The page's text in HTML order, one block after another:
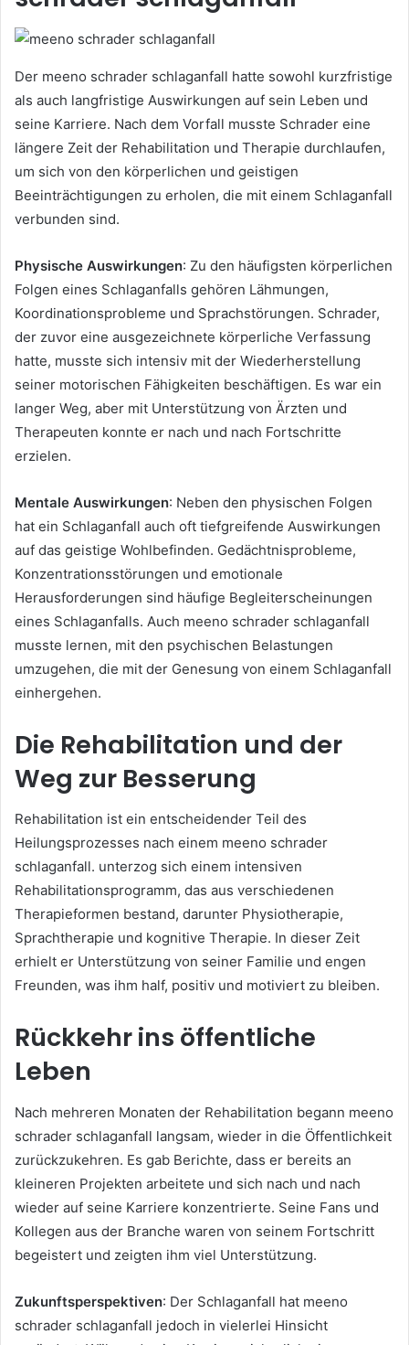
Der meeno schrader schlaganfall hatte sowohl kurzfristige
als auch langfristige Auswirkungen auf sein Leben und
seine Karriere. Nach dem Vorfall musste Schrader eine
längere Zeit der Rehabilitation und Therapie durchlaufen,
um sich von den körperlichen und geistigen
Beeinträchtigungen zu erholen, die mit einem Schlaganfall
verbunden sind.
Physische Auswirkungen: Zu den häufigsten körperlichen
Folgen eines Schlaganfalls gehören Lähmungen,
Koordinationsprobleme und Sprachstörungen. Schrader,
der zuvor eine ausgezeichnete körperliche Verfassung
hatte, musste sich intensiv mit der Wiederherstellung
seiner motorischen Fähigkeiten beschäftigen. Es war ein
langer Weg, aber mit Unterstützung von Ärzten und
Therapeuten konnte er nach und nach Fortschritte
erzielen.
Mentale Auswirkungen: Neben den physischen Folgen
hat ein Schlaganfall auch oft tiefgreifende Auswirkungen
auf das geistige Wohlbefinden. Gedächtnisprobleme,
Konzentrationsstörungen und emotionale
Herausforderungen sind häufige Begleiterscheinungen
eines Schlaganfalls. Auch meeno schrader schlaganfall
musste lernen, mit den psychischen Belastungen
umzugehen, die mit der Genesung von einem Schlaganfall
einhergehen.
Die Rehabilitation und der
Weg zur Besserung
Rehabilitation ist ein entscheidender Teil des
Heilungsprozesses nach einem meeno schrader
schlaganfall. unterzog sich einem intensiven
Rehabilitationsprogramm, das aus verschiedenen
Therapieformen bestand, darunter Physiotherapie,
Sprachtherapie und kognitive Therapie. In dieser Zeit
erhielt er Unterstützung von seiner Familie und engen
Freunden, was ihm half, positiv und motiviert zu bleiben.
Rückkehr ins öffentliche
Leben
Nach mehreren Monaten der Rehabilitation begann meeno
schrader schlaganfall langsam, wieder in die Öffentlichkeit
zurückzukehren. Es gab Berichte, dass er bereits an
kleineren Projekten arbeitete und sich nach und nach
wieder auf seine Karriere konzentrierte. Seine Fans und
Kollegen aus der Branche waren von seinem Fortschritt
begeistert und zeigten ihm viel Unterstützung.
Zukunftsperspektiven: Der Schlaganfall hat meeno
schrader schlaganfall jedoch in vielerlei Hinsicht